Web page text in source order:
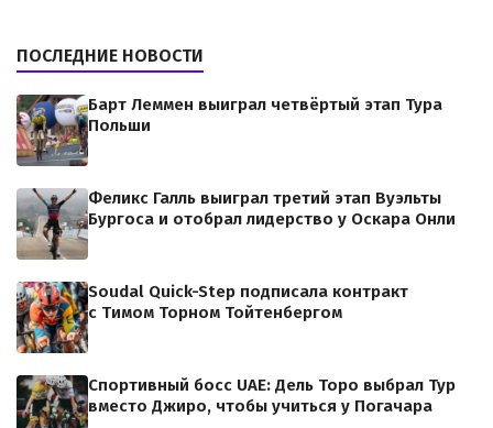
ПОСЛЕДНИЕ НОВОСТИ
Барт Леммен выиграл четвёртый этап Тура
Польши
Феликс Галль выиграл третий этап Вуэльты
Бургоса и отобрал лидерство у Оскара Онли
Soudal Quick-Step подписала контракт
с Тимом Торном Тойтенбергом
Спортивный босс UAE: Дель Торо выбрал Тур
вместо Джиро, чтобы учиться у Погачара